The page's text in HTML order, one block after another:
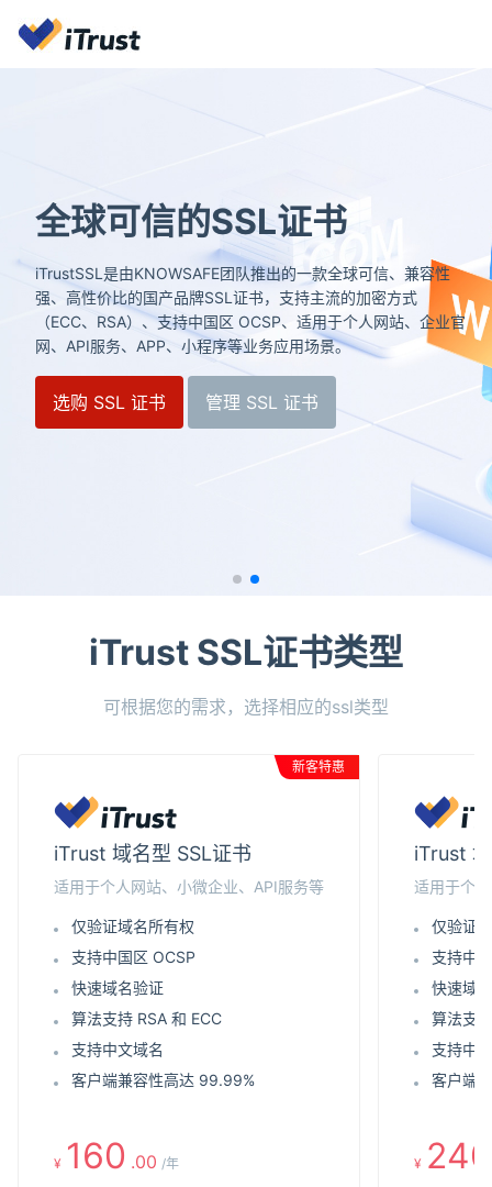
全球可信的SSL证书
iTrustSSL是由KNOWSAFE团队推出的一款全球可信、兼容性
强、高性价比的国产品牌SSL证书，支持主流的加密方式
（ECC、RSA）、支持中国区 OCSP、适用于个人网站、企业官
网、API服务、APP、小程序等业务应用场景。
选购 SSL 证书 管理 SSL 证书
iTrust SSL证书类型
可根据您的需求，选择相应的ssl类型
新客特惠
iTrust 域名型 SSL证书
适用于个人网站、小微企业、API服务等
仅验证域名所有权
支持中国区 OCSP
快速域名验证
算法支持 RSA 和 ECC
支持中文域名
客户端兼容性高达 99.99%
¥ 160 .00 /年
iTrust
适用于个
仅验证
支持中
快速域
算法支
支持中
客户端
¥ 240